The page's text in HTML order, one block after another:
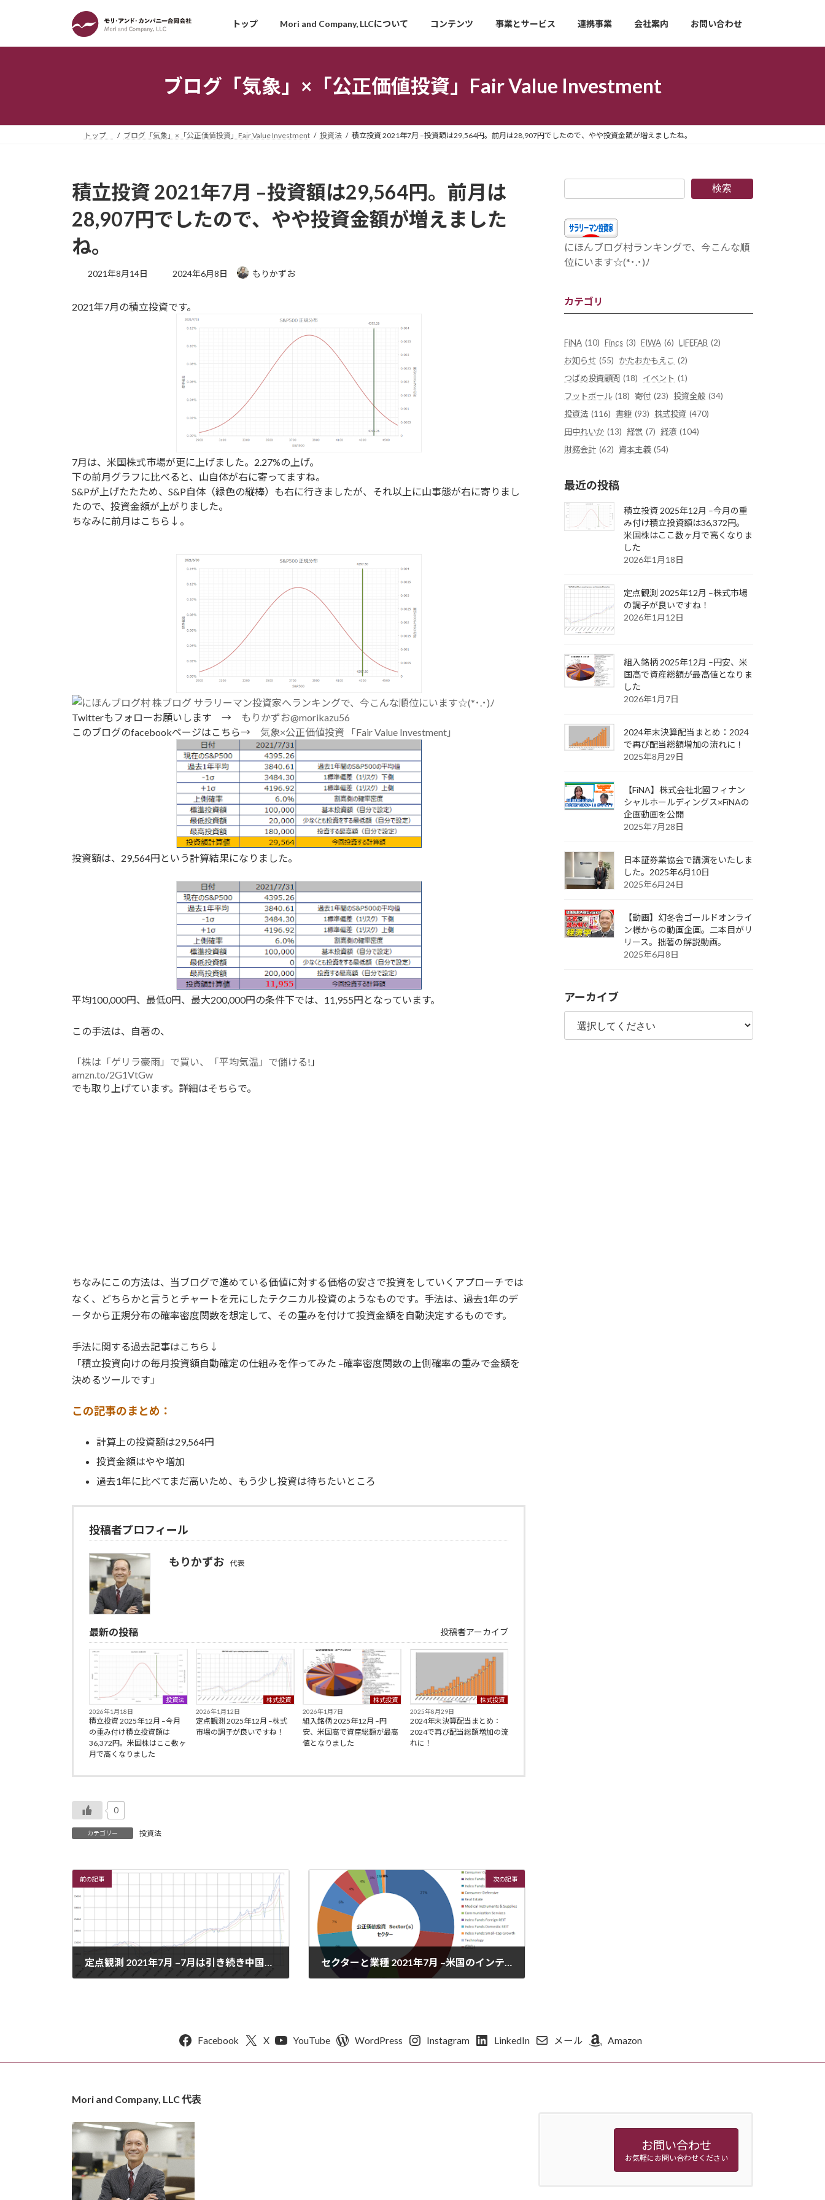
ッ
移
トップ Mori and Company, LLCについて コンテンツ 事業とサービス 連携事業 会社案内 お問い合わせ
ブログ「気象」×「公正価値投資」Fair Value Investment
トップ ブログ「気象」×「公正価値投資」Fair Value Investment 投資法 積立投資 2021年7月 –投資額は29,564円。前月は28,907円でしたので、やや投資金額が増えましたね。
積立投資 2021年7月 –投資額は29,564円。前月は
28,907円でしたので、やや投資金額が増えました
ね。
2021年8月14日
最
新
2024年6月8日 もりかずお
2021年7月の積立投資です。
7月は、米国株式市場が更に上げました。2.27%の上げ。
下の前月グラフに比べると、山自体が右に寄ってますね。
S&Pが上げたたため、S&P自体（緑色の縦棒）も右に行きましたが、それ以上に山事態が右に寄りまし
たので、投資金額が上がりました。
ちなみに前月はこちら↓。
ランキングで、今こんな順位にいます☆(*･.･)ﾉ
Twitterもフォローお願いします → もりかずお@morikazu56
このブログのfacebookページはこちら→ 気象×公正価値投資 「Fair Value Investment」
投資額は、29,564円という計算結果になりました。
平均100,000円、最低0円、最大200,000円の条件下では、11,955円となっています。
この手法は、自著の、
「株は「ゲリラ豪雨」で買い、「平均気温」で儲ける! 」
amzn.to/2G1VtGw
でも取り上げています。詳細はそちらで。
ちなみにこの方法は、当ブログで進めている価値に対する価格の安さで投資をしていくアプローチでは
なく、どちらかと言うとチャートを元にしたテクニカル投資のようなものです。手法は、過去1年のデ
ータから正規分布の確率密度関数を想定して、その重みを付けて投資金額を自動決定するものです。
手法に関する過去記事はこちら↓
「積立投資向けの毎月投資額自動確定の仕組みを作ってみた –確率密度関数の上側確率の重みで金額を
決めるツールです」
この記事のまとめ：
計算上の投資額は29,564円
投資金額はやや増加
過去1年に比べてまだ高いため、もう少し投資は待ちたいところ
投稿者プロフィール
もりかずお 代表
最新の投稿 投稿者アーカイブ
投資法
2026年1月18日
積立投資 2025年12月 –今月
の重み付け積立投資額は
36,372円。米国株はここ数ヶ
月で高くなりました
株式投資
2026年1月12日
定点観測 2025年12月 –株式
市場の調子が良いですね！
株式投資
2026年1月7日
組入銘柄 2025年12月 –円
安、米国高で資産総額が最高
値となりました
株式投資
2025年8月29日
2024年末決算配当まとめ：
2024で再び配当総額増加の流
れに！
0
カテゴリー 投資法
前の記事
定点観測 2021年7月 –7月は引き続き中国株が下落。10%近い暴落となっています。米国株は引き続き上昇。(・∀・)
次の記事
セクターと業種 2021年7月 –米国のインテュイティブサージカルと、中国のテルモ、ウェイガオグループがポートフォリオを牽引！
検索
にほんブログ村ランキングで、今こんな順
位にいます☆(*･.･)ﾉ
カテゴリ
FiNA (10) Fincs (3) FIWA (6) LIFEFAB (2)
お知らせ (55) かたおかもえこ (2)
つばめ投資顧問 (18) イベント (1)
フットボール (18) 寄付 (23) 投資全般 (34)
投資法 (116) 書籍 (93) 株式投資 (470)
田中れいか (13) 経営 (7) 経済 (104)
財務会計 (62) 資本主義 (54)
最近の投稿
積立投資 2025年12月 –今月の重
み付け積立投資額は36,372円。
米国株はここ数ヶ月で高くなりま
した
2026年1月18日
定点観測 2025年12月 –株式市場
の調子が良いですね！
2026年1月12日
組入銘柄 2025年12月 –円安、米
国高で資産総額が最高値となりま
した
2026年1月7日
2024年末決算配当まとめ：2024
で再び配当総額増加の流れに！
2025年8月29日
【FiNA】株式会社北國フィナン
シャルホールディングス×FiNAの
企画動画を公開
2025年7月28日
日本証券業協会で講演をいたしま
した。2025年6月10日
2025年6月24日
【動画】幻冬舎ゴールドオンライ
ン様からの動画企画。二本目がリ
リース。拙著の解説動画。
2025年6月8日
アーカイブ
Facebook X YouTube WordPress Instagram LinkedIn メール Amazon
Mori and Company, LLC 代表
お問い合わせ
お気軽にお問い合わせください